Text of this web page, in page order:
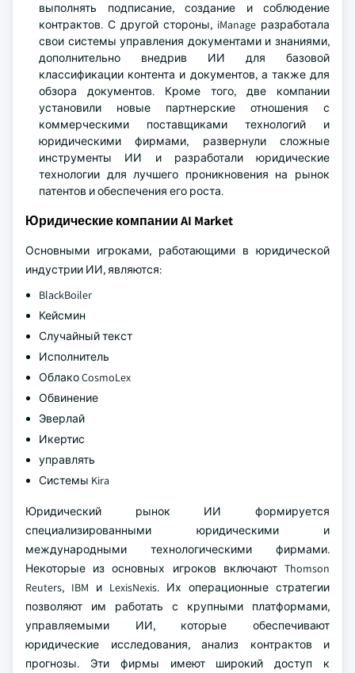
выполнять подписание, создание и соблюдение
контрактов. С другой стороны, iManage разработала
свои системы управления документами и знаниями,
дополнительно внедрив ИИ для базовой
классификации контента и документов, а также для
обзора документов. Кроме того, две компании
установили новые партнерские отношения с
коммерческими поставщиками технологий и
юридическими фирмами, развернули сложные
инструменты ИИ и разработали юридические
технологии для лучшего проникновения на рынок
патентов и обеспечения его роста.
Юридические компании AI Market
Основными игроками, работающими в юридической
индустрии ИИ, являются:
BlackBoiler
Кейсмин
Случайный текст
Исполнитель
Облако CosmoLex
Обвинение
Эверлай
Икертис
управлять
Системы Kira
Юридический рынок ИИ формируется
специализированными юридическими и
международными технологическими фирмами.
Некоторые из основных игроков включают Thomson
Reuters, IBM и LexisNexis. Их операционные стратегии
позволяют им работать с крупными платформами,
управляемыми ИИ, которые обеспечивают
юридические исследования, анализ контрактов и
прогнозы. Эти фирмы имеют широкий доступ к